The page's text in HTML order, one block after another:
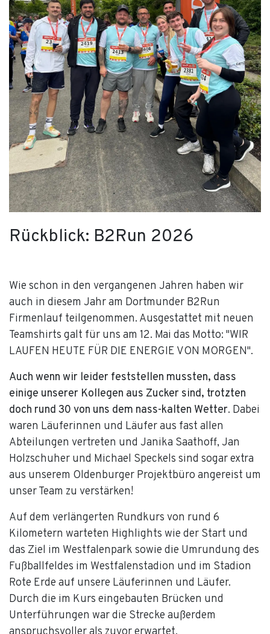
Rückblick: B2Run 2026
Wie schon in den vergangenen Jahren haben wir
auch in diesem Jahr am Dortmunder B2Run
Firmenlauf teilgenommen. Ausgestattet mit neuen
Teamshirts galt für uns am 12. Mai das Motto: "WIR
LAUFEN HEUTE FÜR DIE ENERGIE VON MORGEN".
Auch wenn wir leider feststellen mussten, dass
einige unserer Kollegen aus Zucker sind, trotzten
doch rund 30 von uns dem nass-kalten Wetter. Dabei
waren Läuferinnen und Läufer aus fast allen
Abteilungen vertreten und Janika Saathoff, Jan
Holzschuher und Michael Speckels sind sogar extra
aus unserem Oldenburger Projektbüro angereist um
unser Team zu verstärken!
Auf dem verlängerten Rundkurs von rund 6
Kilometern warteten Highlights wie der Start und
das Ziel im Westfalenpark sowie die Umrundung des
Fußballfeldes im Westfalenstadion und im Stadion
Rote Erde auf unsere Läuferinnen und Läufer.
Durch die im Kurs eingebauten Brücken und
Unterführungen war die Strecke außerdem